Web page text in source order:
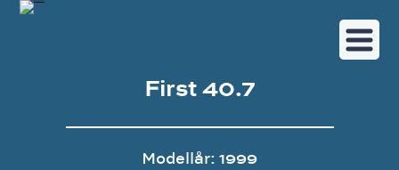
First 40.7
Modellår: 1999